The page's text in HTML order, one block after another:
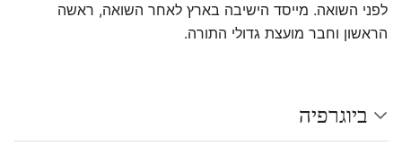
לפני השואה. מייסד הישיבה בארץ לאחר השואה, ראשה
הראשון וחבר מועצת גדולי התורה.
ביוגרפיה